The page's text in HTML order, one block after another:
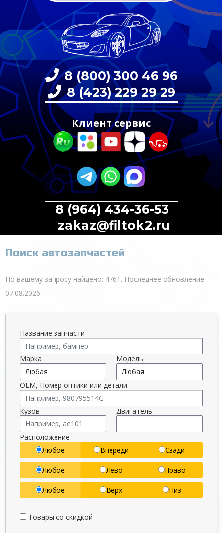
8 (800) 300 46 96
8 (423) 229 29 29
Клиент сервис
8 (964) 434-36-53
zakaz@filtok2.ru
Поиск автозапчастей
По вашему запросу найдено: 4761. Последнее обновление:
07.08.2026.
Название запчасти
Марка Модель
OEM, Номер оптики или детали
Кузов Двигатель
Расположение
Любое
Впереди Сзади
Любое Лево Право
Любое Верх Низ
Товары со скидкой